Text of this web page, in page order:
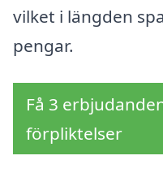
vilket i längden
pengar.
Få 3
förpliktelser